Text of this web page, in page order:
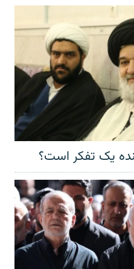
یک تفکر است؟